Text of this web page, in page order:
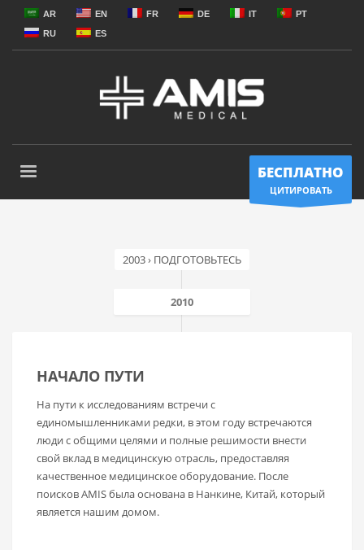
AR EN FR DE IT
PT
RU
ES
БЕСПЛАТНО
ЦИТИРОВАТЬ
2003 › ПОДГОТОВЬТЕСЬ
2010
НАЧАЛО ПУТИ
На пути к исследованиям встречи с
единомышленниками редки, в этом году встречаются
люди с общими целями и полные решимости внести
свой вклад в медицинскую отрасль, предоставляя
качественное медицинское оборудование. После
поисков AMIS была основана в Нанкине, Китай, который
является нашим домом.